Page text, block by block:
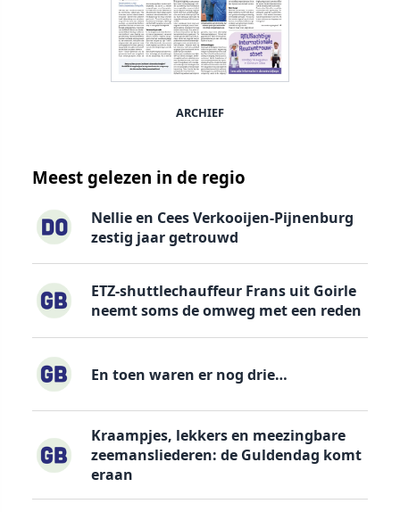
ARCHIEF
Meest gelezen in de regio
Nellie en Cees Verkooijen-Pijnenburg
zestig jaar getrouwd
ETZ-shuttlechauffeur Frans uit Goirle
neemt soms de omweg met een reden
En toen waren er nog drie…
Kraampjes, lekkers en meezingbare
zeemansliederen: de Guldendag komt
eraan